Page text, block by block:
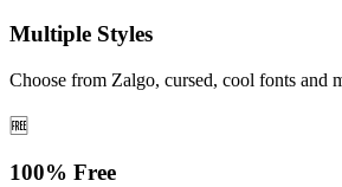
Multiple Styles
Choose from Zalgo, cursed, cool fonts and
🆓
100% Free